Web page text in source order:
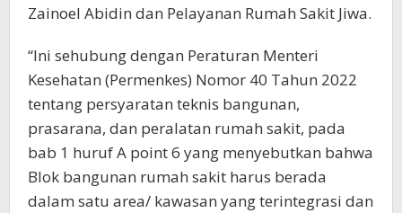
Zainoel Abidin dan Pelayanan Rumah Sakit Jiwa.
“Ini sehubung dengan Peraturan Menteri
Kesehatan (Permenkes) Nomor 40 Tahun 2022
tentang persyaratan teknis bangunan,
prasarana, dan peralatan rumah sakit, pada
bab 1 huruf A point 6 yang menyebutkan bahwa
Blok bangunan rumah sakit harus berada
dalam satu area/ kawasan yang terintegrasi dan